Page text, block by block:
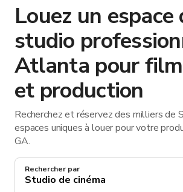
Louez un espace
studio
Atlanta pour
et production
Recherchez et réservez des milliers de
espaces uniques à louer pour votre
GA.
Rechercher par